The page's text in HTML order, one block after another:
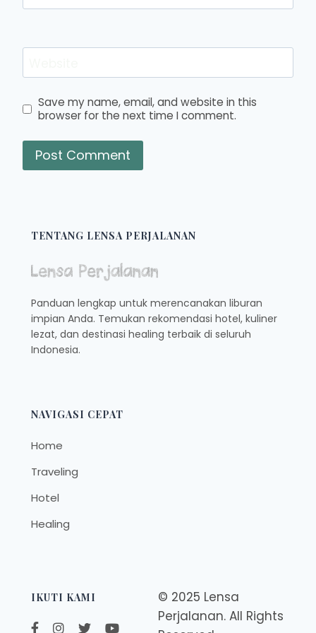
Save my name, email, and website in this
browser for the next time I comment.
TENTANG LENSA PERJALANAN
Panduan lengkap untuk merencanakan liburan
impian Anda. Temukan rekomendasi hotel, kuliner
lezat, dan destinasi healing terbaik di seluruh
Indonesia.
NAVIGASI CEPAT
Home
Traveling
Hotel
Healing
IKUTI KAMI
© 2025 Lensa
Perjalanan. All Rights